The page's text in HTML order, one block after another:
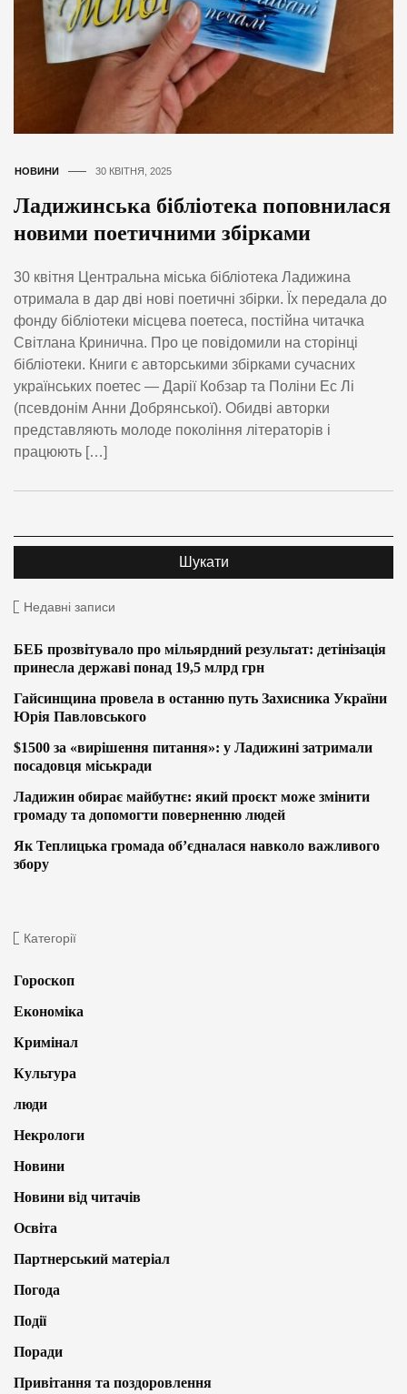
НОВИНИ 30 КВІТНЯ, 2025
Ладижинська бібліотека поповнилася
новими поетичними збірками
30 квітня Центральна міська бібліотека Ладижина
отримала в дар дві нові поетичні збірки. Їх передала до
фонду бібліотеки місцева поетеса, постійна читачка
Світлана Кринична. Про це повідомили на сторінці
бібліотеки. Книги є авторськими збірками сучасних
українських поетес — Дарії Кобзар та Поліни Ес Лі
(псевдонім Анни Добрянської). Обидві авторки
представляють молоде покоління літераторів і
працюють […]
Недавні записи
БЕБ прозвітувало про мільярдний результат: детінізація
принесла державі понад 19,5 млрд грн
Гайсинщина провела в останню путь Захисника України
Юрія Павловського
$1500 за «вирішення питання»: у Ладижині затримали
посадовця міськради
Ладижин обирає майбутнє: який проєкт може змінити
громаду та допомогти поверненню людей
Як Теплицька громада об’єдналася навколо важливого
збору
Категорії
Гороскоп
Економіка
Кримінал
Культура
люди
Некрологи
Новини
Новини від читачів
Освіта
Партнерський матеріал
Погода
Події
Поради
Привітання та поздоровлення